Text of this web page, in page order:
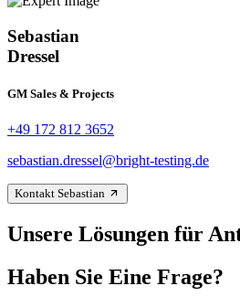
Sebastian
Dressel
GM Sales & Projects
+49 172 812 3652
sebastian.dressel@bright-testing.de
Kontakt Sebastian
Unsere Lösungen für
Haben Sie Eine Frage?